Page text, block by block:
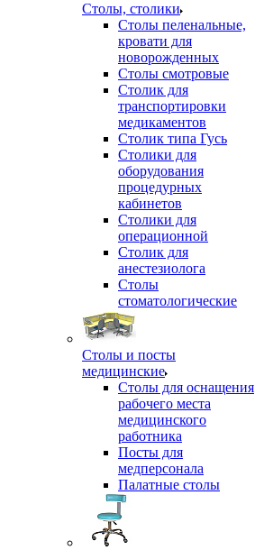
Столы, столики
Столы пеленальные,
кровати для
новорожденных
Столы смотровые
Столик для
транспортировки
медикаментов
Столик типа Гусь
Столики для
оборудования
процедурных
кабинетов
Столики для
операционной
Столик для
анестезиолога
Столы
стоматологические
Столы и посты
медицинские
Столы для оснащения
рабочего места
медицинского
работника
Посты для
медперсонала
Палатные столы